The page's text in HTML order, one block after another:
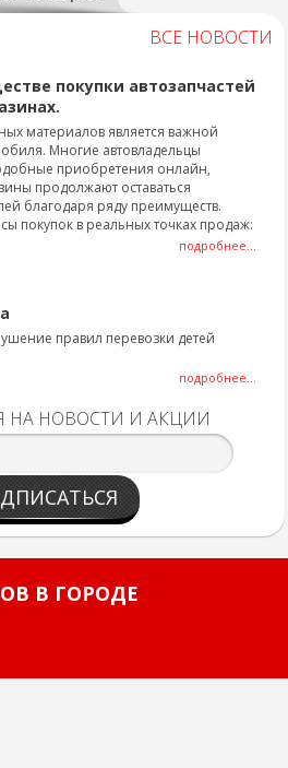
ВСЕ НОВОСТИ
покупки автозапчастей
материалов является важной
Многие автовладельцы
приобретения онлайн,
продолжают оставаться
благодаря ряду преимуществ.
покупок в реальных точках продаж:
подробнее...
правил перевозки детей
подробнее...
НА НОВОСТИ И АКЦИИ
В ГОРОДЕ